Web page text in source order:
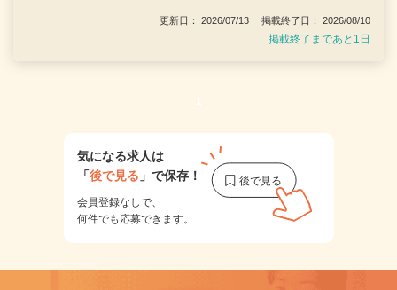
更新日： 2026/07/13 掲載終了日： 2026/08/10
掲載終了まであと1日
1
気になる求人は
「後で見る 」で保存！
会員登録なしで、
何件でも応募できます。